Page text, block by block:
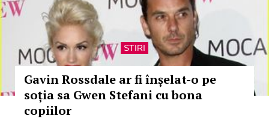
STIRI
Gavin Rossdale ar fi înșelat-o pe
soția sa Gwen Stefani cu bona
copiilor